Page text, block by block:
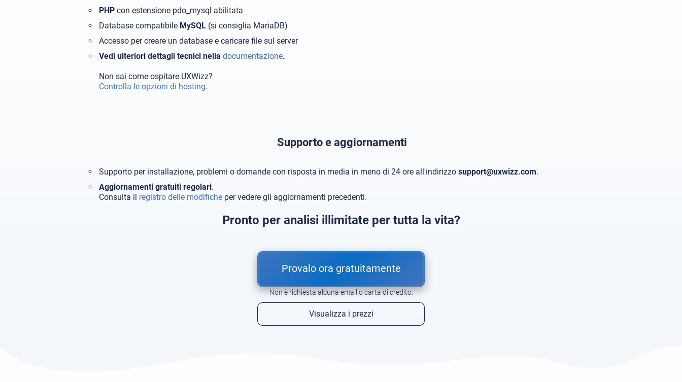
PHP con estensione pdo_mysql abilitata
Database compatibile MySQL (si consiglia MariaDB)
Accesso per creare un database e caricare file sul server
Vedi ulteriori dettagli tecnici nella documentazione.
Non sai come ospitare UXWizz?
Controlla le opzioni di hosting.
Supporto e aggiornamenti
Supporto per installazione, problemi o domande con risposta in media in meno di 24 ore all'indirizzo support@uxwizz.com.
Aggiornamenti gratuiti regolari.
Consulta il registro delle modifiche per vedere gli aggiornamenti precedenti.
Pronto per analisi illimitate per tutta la vita?
Provalo ora gratuitamente
Non è richiesta alcuna email o carta di credito.
Visualizza i prezzi